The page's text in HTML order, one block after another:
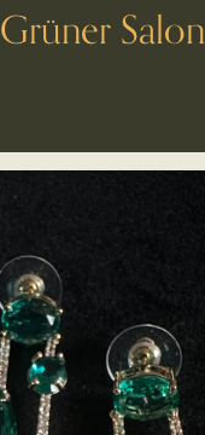
Grüner Salon